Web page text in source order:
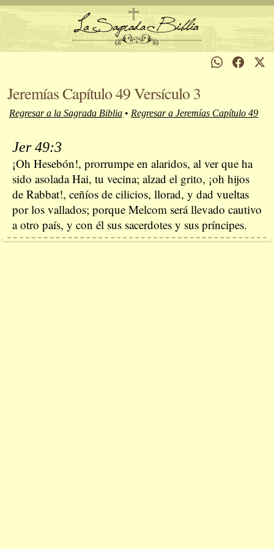
Jeremías Capítulo 49 Versículo 3
Regresar a la Sagrada Biblia • Regresar a Jeremías Capítulo 49
Jer 49:3
¡Oh Hesebón!, prorrumpe en alaridos, al ver que ha
sido asolada Hai, tu vecina; alzad el grito, ¡oh hijos
de Rabbat!, ceñíos de cilicios, llorad, y dad vueltas
por los vallados; porque Melcom será llevado cautivo
a otro país, y con él sus sacerdotes y sus príncipes.